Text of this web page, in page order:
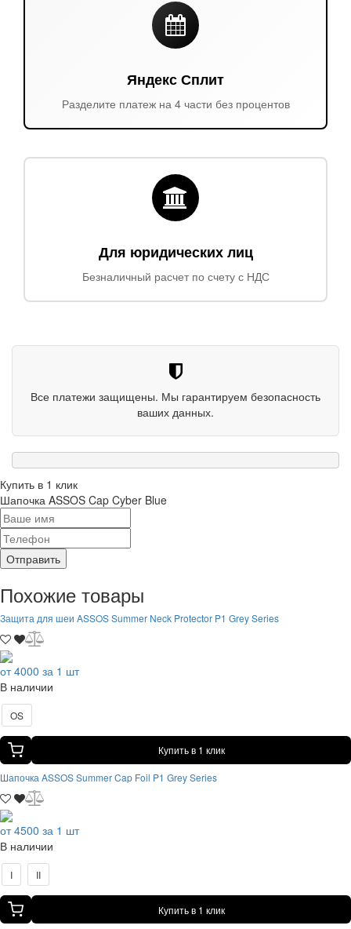
Яндекс Сплит
Разделите платеж на 4 части без процентов
Для юридических лиц
Безналичный расчет по счету с НДС
Все платежи защищены. Мы гарантируем безопасность
ваших данных.
Купить в 1 клик
Шапочка ASSOS Cap Cyber Blue
Отправить
Похожие товары
Защита для шеи ASSOS Summer Neck Protector P1 Grey Series
от 4000 за 1 шт
В наличии
OS
Купить в 1 клик
Шапочка ASSOS Summer Cap Foil P1 Grey Series
от 4500 за 1 шт
В наличии
I II
Купить в 1 клик